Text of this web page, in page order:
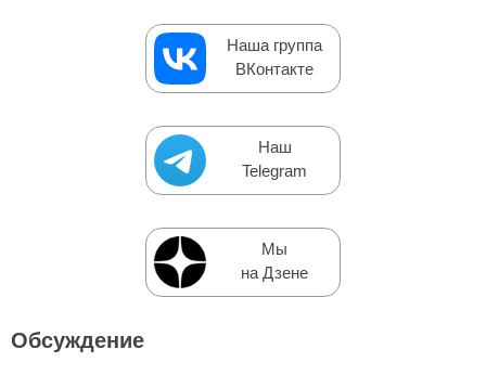
Наша группа
ВКонтакте
Наш
Telegram
Мы
на Дзене
Обсуждение